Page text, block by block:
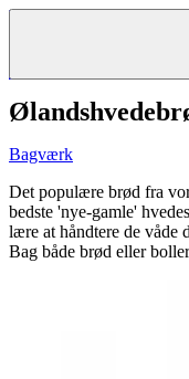
KantineKantine
Frokostordning
Catering
Madkurser
& Teambuilding
Opskrifter
Restauranter
Bagerier
Foodservice
Detail
ProjekterProjekter
rådgivning
Eventkalender
KøbKøbgavekort
Kundeservice
Bagværk
Det populære brød fra
bedste 'nye-gamle'
lære at håndtere de våde
Bag både brød eller